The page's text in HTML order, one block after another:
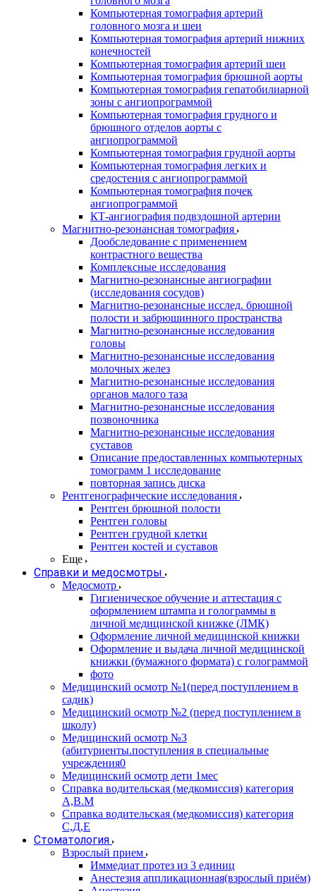
Компьютерная томография артерий
головного мозга и шеи
Компьютерная томография артерий нижних
конечностей
Компьютерная томография артерий шеи
Компьютерная томография брюшной аорты
Компьютерная томография гепатобилиарной
зоны с ангиопрограммой
Компьютерная томография грудного и
брюшного отделов аорты с
ангиопрограммой
Компьютерная томография грудной аорты
Компьютерная томография легких и
средостения с ангиопрограммой
Компьютерная томография почек
ангиопрограммой
КТ-ангиография подвздошной артерии
Магнитно-резонансная томография
Дообследование с применением
контрастного вещества
Комплексные исследования
Магнитно-резонансные ангиографии
(исследования сосудов)
Магнитно-резонансные исслед. брюшной
полости и забрюшинного пространства
Магнитно-резонансные исследования
головы
Магнитно-резонансные исследования
молочных желез
Магнитно-резонансные исследования
органов малого таза
Магнитно-резонансные исследования
позвоночника
Магнитно-резонансные исследования
суставов
Описание предоставленных компьютерных
томограмм 1 исследование
повторная запись диска
Рентгенографические исследования
Рентген брюшной полости
Рентген головы
Рентген грудной клетки
Рентген костей и суставов
Еще
Справки и медосмотры
Медосмотр
Гигиеническое обучение и аттестация с
оформлением штампа и голограммы в
личной медицинской книжке (ЛМК)
Оформление личной медицинской книжки
Оформление и выдача личной медицинской
книжки (бумажного формата) с голограммой
фото
Медицинский осмотр №1(перед поступлением в
садик)
Медицинский осмотр №2 (перед поступлением в
школу)
Медицинский осмотр №3
(абитуриенты.поступления в специальные
учреждения0
Медицинский осмотр дети 1мес
Справка водительская (медкомиссия) категория
А,В.М
Справка водительская (медкомиссия) категория
С,Д,Е
Стоматология
Взрослый прием
Иммедиат протез из 3 единиц
Анестезия аппликационная(взрослый приём)